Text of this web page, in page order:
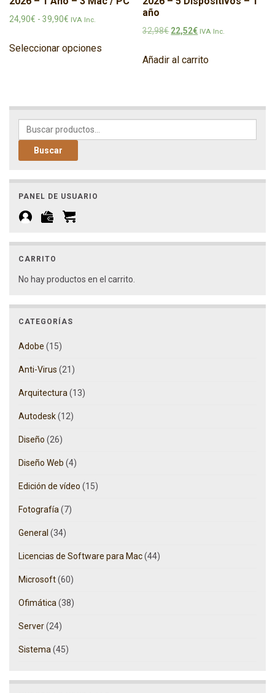
24,90€ - 39,90€ Rango de precios: desde 24,90€ hasta 39,90€
IVA Inc.
Seleccionar opciones
Este producto tiene múltiples
año
32,98€ El precio original era:
22,52€El precio actual es:
IVA Inc.
Añadir al carrito
Buscar por:
Buscar
PANEL DE USUARIO
CARRITO
No hay productos en el carrito.
CATEGORÍAS
Adobe (15)
Anti-Virus (21)
Arquitectura(13)
Autodesk(12)
Diseño (26)
Diseño Web (4)
Edición de vídeo (15)
Fotografía(7)
General (34)
Licencias de Software para Mac(44)
Microsoft(60)
Ofimática(38)
Server(24)
Sistema(45)